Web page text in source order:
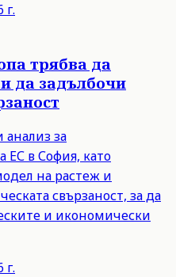
г.
трябва да
да задълбочи
за
ЕС в София, като
на растеж и
свързаност, за да
и икономически
г.